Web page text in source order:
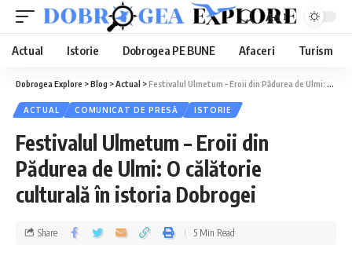
Aa
Actual Istorie Dobrogea PE BUNE Afaceri Turism
Dobrogea Explore >Blog >Actual >Festivalul Ulmetum – Eroii din Pădurea de Ulmi: O călătorie culturală în istoria Dobrogei
ACTUAL COMUNICAT DE PRESĂ ISTORIE
Festivalul Ulmetum – Eroii din
Pădurea de Ulmi: O călătorie
culturală în istoria Dobrogei
Share 5 Min Read